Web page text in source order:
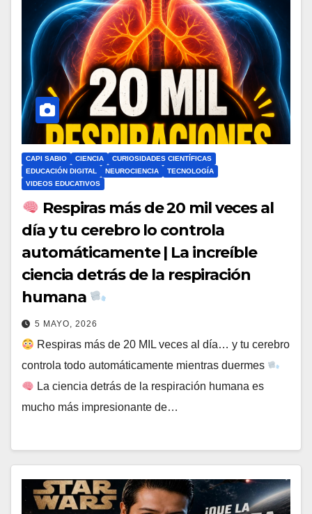
CAPI SABIO CIENCIA
CURIOSIDADES CIENTÍFICAS
EDUCACIÓN DIGITAL
NEUROCIENCIA
TECNOLOGÍA
VIDEOS EDUCATIVOS
Respiras más de 20 mil veces al
día y tu cerebro lo controla
automáticamente | La increíble
ciencia detrás de la respiración
humana
5 MAYO, 2026
Respiras más de 20 MIL veces al día… y tu cerebro
controla todo automáticamente mientras duermes
La ciencia detrás de la respiración humana es
mucho más impresionante de…